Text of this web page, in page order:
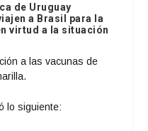
de Uruguay
a Brasil para la
virtud a la situación
a las vacunas de
lo siguiente: